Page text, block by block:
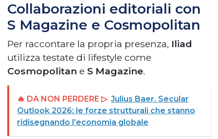
Collaborazioni editoriali con
S Magazine e Cosmopolitan
Per raccontare la propria presenza, Iliad
utilizza testate di lifestyle come
Cosmopolitan e S Magazine.
🔥 DA NON PERDERE ▷ Julius Baer. Secular
Outlook 2026: le forze strutturali che stanno
ridisegnando l’economia globale